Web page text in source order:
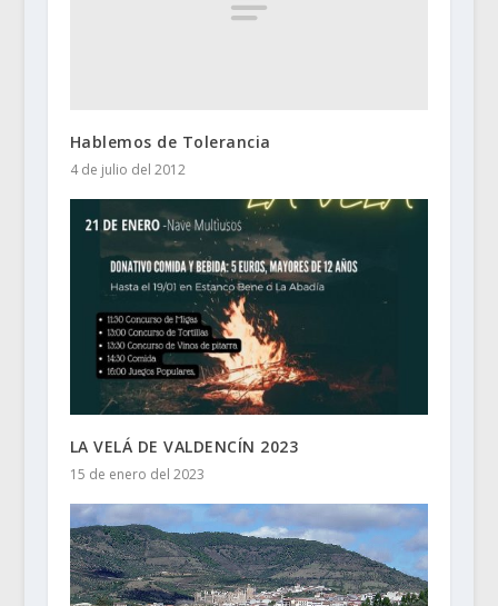
Hablemos de Tolerancia
4 de julio del 2012
LA VELÁ DE VALDENCÍN 2023
15 de enero del 2023